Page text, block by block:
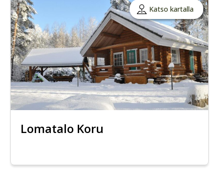
Katso kartalla
Lomatalo Koru